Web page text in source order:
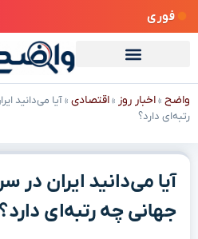
فوری
واضح »اخبار روز »اقتصادی »آیا می‌دانید
رتبه‌ای دارد؟
آیا می‌دانید ایران در
جهانی چه رتبه‌ای دارد؟